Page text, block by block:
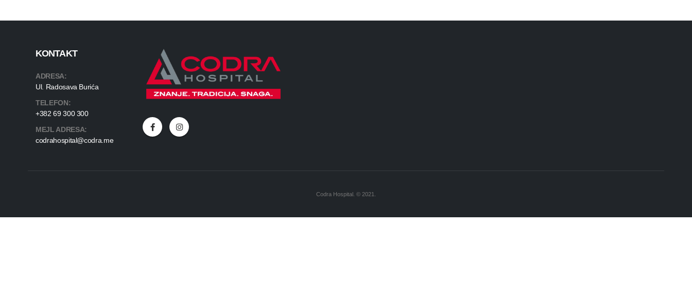
KONTAKT
ADRESA:
Ul. Radosava Burića
TELEFON:
+382 69 300 300
MEJL ADRESA:
codrahospital@codra.me
Codra Hospital. © 2021.